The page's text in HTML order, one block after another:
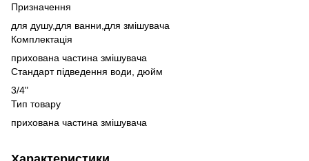
Призначення
для душу, для ванни, для змішувача
Комплектація
прихована частина змішувача
Стандарт підведення води, дюйм
3/4"
Тип товару
прихована частина змішувача